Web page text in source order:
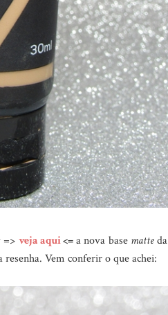
=> veja aqui<=a nova base matteda
Vem conferir o que achei: